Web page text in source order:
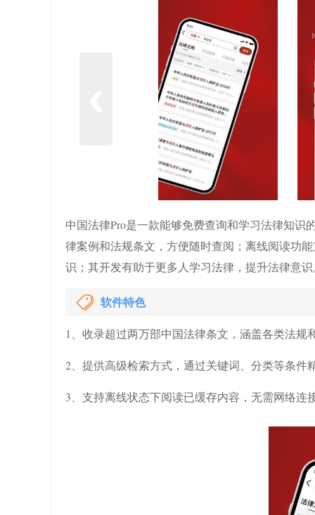
中国法律Pro是一款能够免费查询和学习法律知
律案例和法规条文，方便随时查阅；离线阅读功
识；其开发有助于更多人学习法律，提升法律意
软件特色
1、收录超过两万部中国法律条文，涵盖各类法规
2、提供高级检索方式，通过关键词、分类等条件
3、支持离线状态下阅读已缓存内容，无需网络连